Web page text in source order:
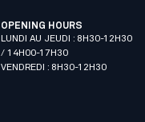
OPENING HOURS
LUNDI AU JEUDI : 8H30-12H30
/ 14H00-17H30
VENDREDI : 8H30-12H30